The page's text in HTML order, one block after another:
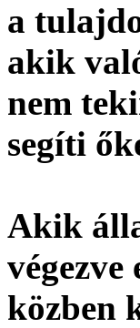
a
akik
nem
segíti
Akik
közben